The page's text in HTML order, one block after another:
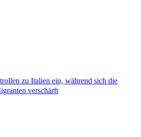
zu Italien ein, während sich die
verschärft